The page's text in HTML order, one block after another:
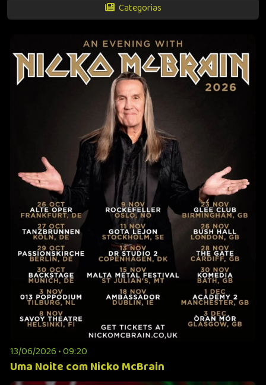
Categorias
13/06/2026 • 09:20
Uma Noite com Nicko McBrain